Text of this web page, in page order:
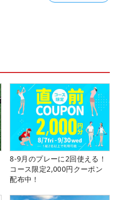
8-9月のプレーに2回使える！
コース限定2,000円クーポン
配布中！